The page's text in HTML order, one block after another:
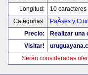
Longitud:
10 caracteres
Categorias:
PaÃ­ses y
Precio:
Realizar una
Visitar!
Serán consideradas